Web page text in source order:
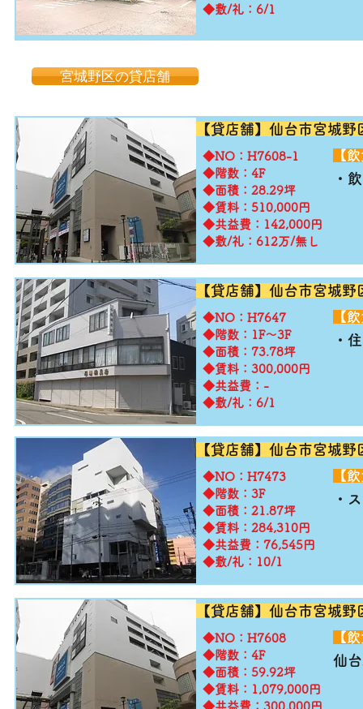
◆敷/礼：6/1
宮城野区の貸店舗
【貸店舗】仙台市宮城
​◆NO：H7608-1
◆階数：4F
◆面積：28.29坪
◆賃料：510,000円
◆共益費：142,000円
◆敷/礼：612万/無し
・
【
【貸店舗】仙台市宮城
​◆NO：H7647
◆階数：1F～3F
◆面積：73.78坪
◆賃料：300,000円
◆共益費：-
◆敷/礼：6/1
・
【
【貸店舗】仙台市宮城
​◆NO：H7473
◆階数：3F
◆面積：21.87坪
◆賃料：284,310円
◆共益費：76,545円
◆敷/礼：10/1
・
【
【貸店舗】仙台市宮城
​◆NO：H7608
◆階数：4F
◆面積：59.92坪
◆賃料：1,079,000円
◆共益費：300,000円
仙
【